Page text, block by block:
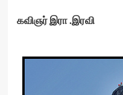
கவிஞர் இரா .இரவி